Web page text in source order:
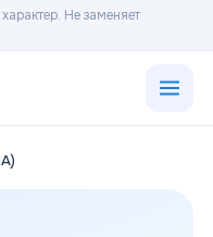
Не заменяет